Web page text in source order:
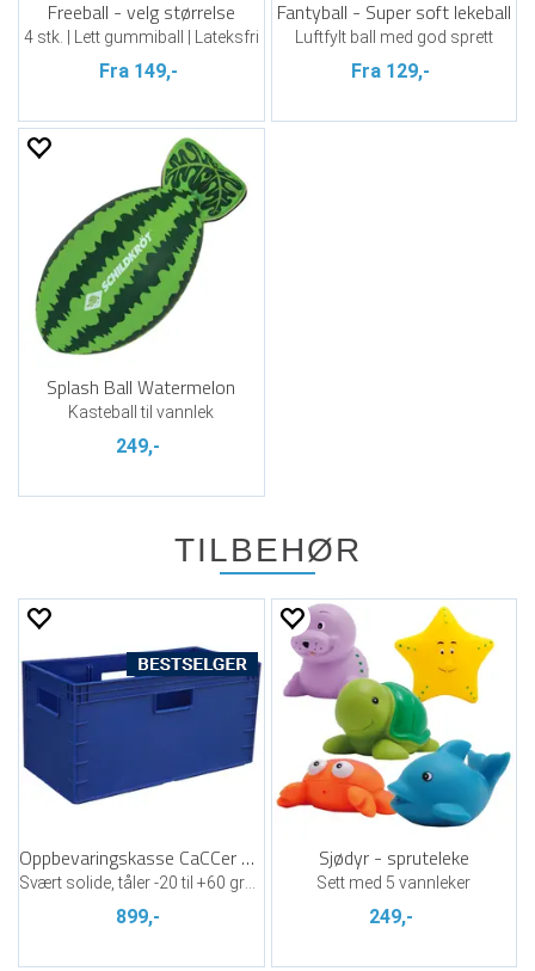
Freeball - velg størrelse
4 stk. | Lett gummiball | Lateksfri
Fra 149,-
Fantyball - Super soft lekeball
Luftfylt ball med god sprett
Fra 129,-
Splash Ball Watermelon
Kasteball til vannlek
249,-
TILBEHØR
Oppbevaringskasse CaCCer Blå
899,-
Sjødyr - spruteleke
Sett med 5 vannleker
249,-